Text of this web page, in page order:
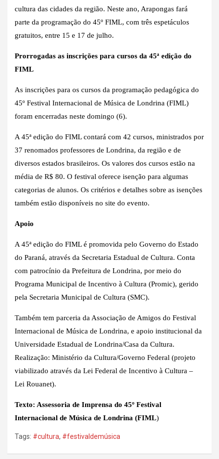
cultura das cidades da região. Neste ano, Arapongas fará
parte da programação do 45º FIML, com três espetáculos
gratuitos, entre 15 e 17 de julho.
Prorrogadas as inscrições para cursos da 45ª edição do
FIML
As inscrições para os cursos da programação pedagógica do
45º Festival Internacional de Música de Londrina (FIML)
foram encerradas neste domingo (6).
A 45ª edição do FIML contará com 42 cursos, ministrados por
37 renomados professores de Londrina, da região e de
diversos estados brasileiros. Os valores dos cursos estão na
média de R$ 80. O festival oferece isenção para algumas
categorias de alunos. Os critérios e detalhes sobre as isenções
também estão disponíveis no site do evento.
Apoio
A 45ª edição do FIML é promovida pelo Governo do Estado
do Paraná, através da Secretaria Estadual de Cultura. Conta
com patrocínio da Prefeitura de Londrina, por meio do
Programa Municipal de Incentivo à Cultura (Promic), gerido
pela Secretaria Municipal de Cultura (SMC).
Também tem parceria da Associação de Amigos do Festival
Internacional de Música de Londrina, e apoio institucional da
Universidade Estadual de Londrina/Casa da Cultura.
Realização: Ministério da Cultura/Governo Federal (projeto
viabilizado através da Lei Federal de Incentivo à Cultura –
Lei Rouanet).
Texto: Assessoria de Imprensa do 45º Festival
Internacional de Música de Londrina (FIML)
Tags: #cultura, #festivaldemúsica